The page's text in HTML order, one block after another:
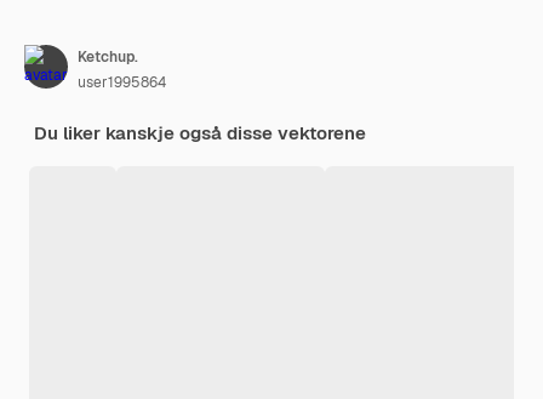
Ketchup.
user1995864
Du liker kanskje også disse vektorene